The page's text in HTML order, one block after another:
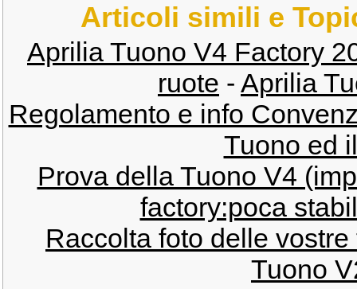
Articoli simili e
Aprilia Tuono V4 Factory
ruote - Aprilia
Regolamento e info
Tuono ed
Prova della Tuono V4
factory:poca
Raccolta foto delle vostre
Tuono